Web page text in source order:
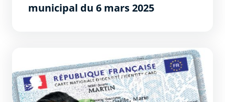
municipal du 6 mars 2025
Certification de l’identité numérique